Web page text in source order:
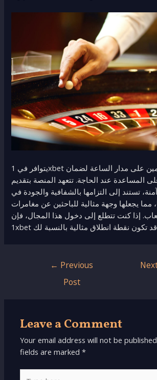
يتوافر في 1xbet دعم للمستخدمين على مدار الساعة لضمان
المساعدة عند الحاجة. تتعهد المنصة بتقديم
تستند إلى التزامها بالشفافية والجودة في
مما يجعلها وجهة مثالية للباحثين عن مغامرات
إذا كنت تتطلع إلى دخول هذا المجال، فإن
← Previous
Post
Leave a Comment
Your email address will not be
fields are marked*